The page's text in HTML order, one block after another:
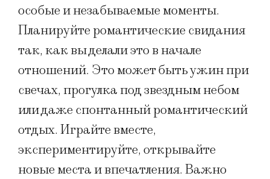
особые и незабываемые моменты.
Планируйте романтические свидания
так, как вы делали это в начале
отношений. Это может быть ужин при
свечах, прогулка под звездным небом
или даже спонтанный романтический
отдых. Играйте вместе,
экспериментируйте, открывайте
новые места и впечатления. Важно